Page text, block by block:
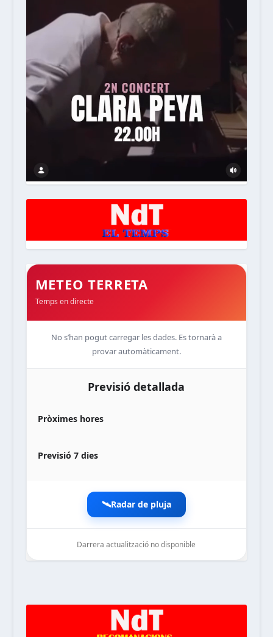
METEO TERRETA
Temps en directe
No s’han pogut carregar les dades. Es tornarà a
provar automàticament.
Previsió detallada
Pròximes hores
Previsió 7 dies
🛰️Radar de pluja
Darrera actualització no disponible